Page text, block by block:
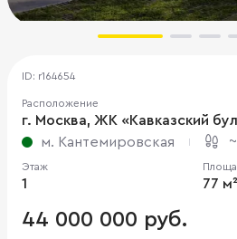
ID: r164654
Расположение
г. Москва, ЖК «Кавказский
м. Кантемировская
Этаж
1 77 м²
44 000 000 руб.